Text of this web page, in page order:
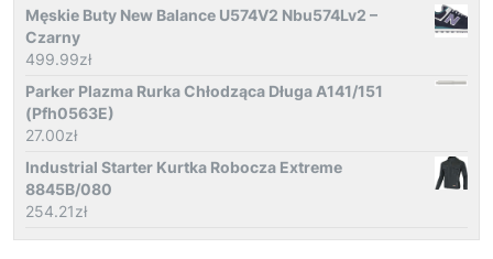
Męskie Buty New Balance U574V2 Nbu574Lv2 –
Czarny
499.99zł
Parker Plazma Rurka Chłodząca Długa A141/151
(Pfh0563E)
27.00zł
Industrial Starter Kurtka Robocza Extreme
8845B/080
254.21zł